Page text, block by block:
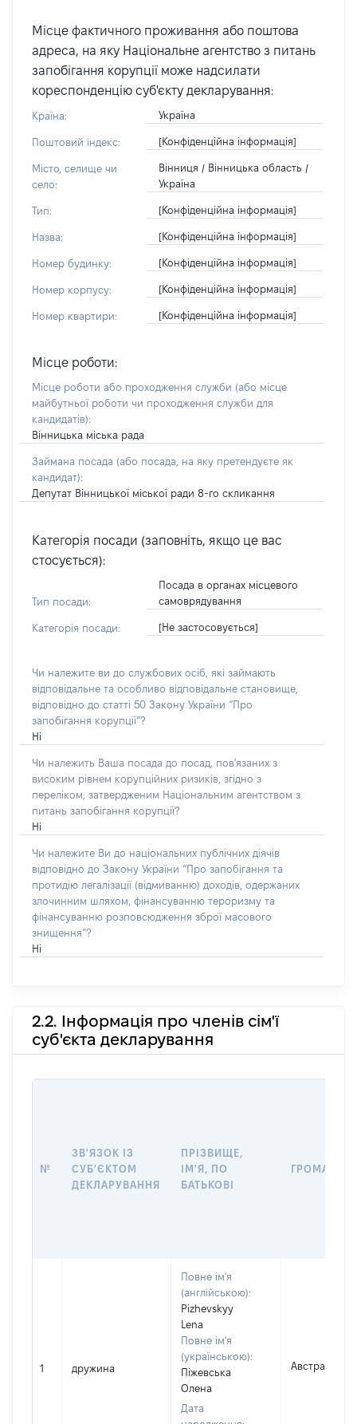
Місце фактичного проживання або поштова
адреса, на яку Національне агентство з питань
запобігання корупції може надсилати
кореспонденцію суб'єкту декларування:
Країна: Україна
Поштовий індекс: [Конфіденційна інформація]
Місто, селище чи
село:
Вінниця / Вінницька область /
Україна
Тип: [Конфіденційна інформація]
Назва: [Конфіденційна інформація]
Номер будинку: [Конфіденційна інформація]
Номер корпусу: [Конфіденційна інформація]
Номер квартири: [Конфіденційна інформація]
Місце роботи:
Місце роботи або проходження служби (або місце
майбутньої роботи чи проходження служби для
кандидатів):
Вінницька міська рада
Займана посада (або посада, на яку претендуєте як
кандидат):
Депутат Вінницької міської ради 8-го скликання
Категорія посади (заповніть, якщо це вас
стосується):
Тип посади:
Посада в органах місцевого
самоврядування
Категорія посади: [Не застосовується]
Чи належите ви до службових осіб, які займають
відповідальне та особливо відповідальне становище,
відповідно до статті 50 Закону України “Про
запобігання корупції”?
Ні
Чи належить Ваша посада до посад, пов'язаних з
високим рівнем корупційних ризиків, згідно з
переліком, затвердженим Національним агентством з
питань запобігання корупції?
Ні
Чи належите Ви до національних публічних діячів
відповідно до Закону України “Про запобігання та
протидію легалізації (відмиванню) доходів, одержаних
злочинним шляхом, фінансуванню тероризму та
фінансуванню розповсюдження зброї масового
знищення”?
Ні
2.2. Інформація про членів сім'ї
суб'єкта декларування
№
ЗВ'ЯЗОК ІЗ
СУБ'ЄКТОМ
ДЕКЛАРУВАННЯ
ПРІЗВИЩЕ,
ІМ'Я, ПО
БАТЬКОВІ
1 дружина
Повне ім'я
(англійською):
Pizhevskyy
Lena
Повне ім'я
(українською):
Піжевська
Олена
Дата
Австралія